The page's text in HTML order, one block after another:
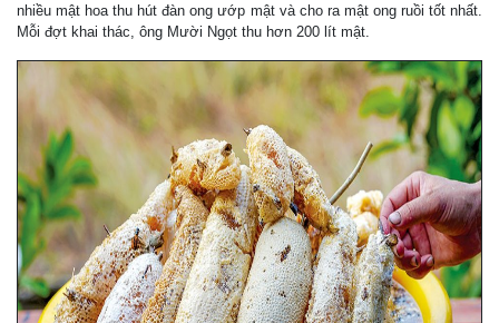
nhiều mật hoa thu hút đàn ong ướp mật và cho ra mật ong ruồi tốt nhất.
Mỗi đợt khai thác, ông Mười Ngọt thu hơn 200 lít mật.